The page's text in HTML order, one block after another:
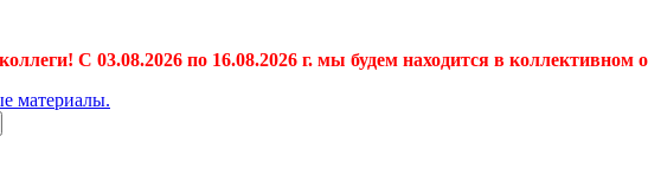
С 03.08.2026 по 16.08.2026 г. мы будем находится в коллективном